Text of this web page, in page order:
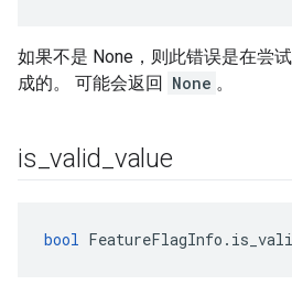
如果不是 None，则此错误是在尝
成的。 可能会返回 None 。
is _valid value
bool